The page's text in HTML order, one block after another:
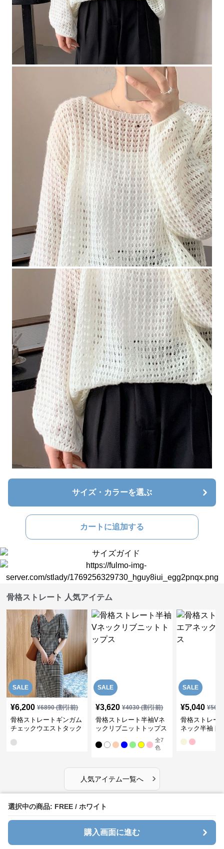
選択中の商品: FREE / ホワイト
購入画面に進む
サイズ・カラーを選ぶ
カートに追加する
骨格ストレート 人気アイテム
SALE
¥6,200 ¥6890(割引前)
骨格ストレートギンガム
チェックウエストタック
SALE
¥3,620 ¥4030(割引前)
骨格ストレート半袖Vネ
ックリブニットトップス
全7
色
SALE
¥5,040 ¥
骨格ストレー
ネック半袖ト
人気アイテム一覧へ ›
骨格ストレート 新着アイテム